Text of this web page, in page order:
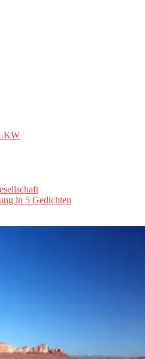
in 5 Gedichten